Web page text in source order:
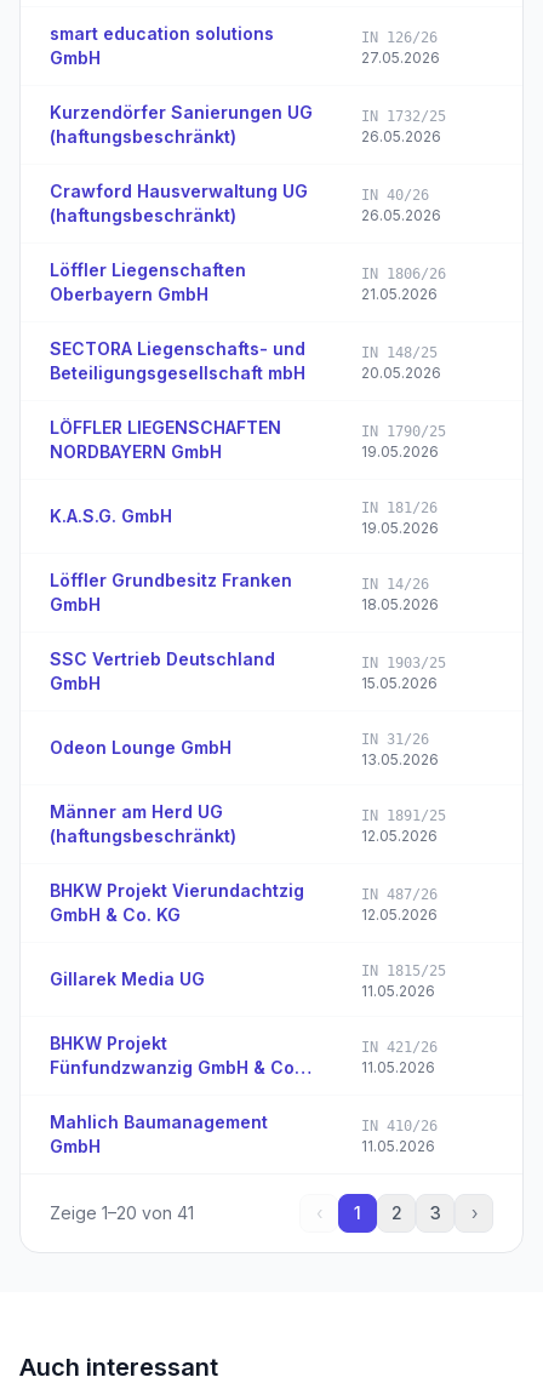
smart education solutions
GmbH
IN 126/26
27.05.2026
Kurzendörfer Sanierungen UG
(haftungsbeschränkt)
IN 1732/25
26.05.2026
Crawford Hausverwaltung UG
(haftungsbeschränkt)
IN 40/26
26.05.2026
Löffler Liegenschaften
Oberbayern GmbH
IN 1806/26
21.05.2026
SECTORA Liegenschafts- und
Beteiligungsgesellschaft mbH
IN 148/25
20.05.2026
LÖFFLER LIEGENSCHAFTEN
NORDBAYERN GmbH
IN 1790/25
19.05.2026
K.A.S.G. GmbH IN 181/26
19.05.2026
Löffler Grundbesitz Franken
GmbH
IN 14/26
18.05.2026
SSC Vertrieb Deutschland
GmbH
IN 1903/25
15.05.2026
Odeon Lounge GmbH IN 31/26
13.05.2026
Männer am Herd UG
(haftungsbeschränkt)
IN 1891/25
12.05.2026
BHKW Projekt Vierundachtzig
GmbH & Co. KG
IN 487/26
12.05.2026
Gillarek Media UG IN 1815/25
11.05.2026
BHKW Projekt
Fünfundzwanzig GmbH & Co.
IN 421/26
11.05.2026
Mahlich Baumanagement
GmbH
IN 410/26
11.05.2026
Zeige 1–20 von 41 ‹ 1 2 3 ›
Auch interessant